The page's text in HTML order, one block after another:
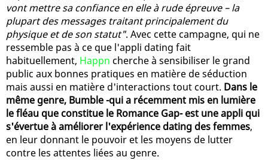
vont mettre sa confiance en elle à rude épreuve – la
plupart des messages traitant principalement du
physique et de son statut". Avec cette campagne, qui ne
ressemble pas à ce que l'appli dating fait
habituellement, Happn cherche à sensibiliser le grand
public aux bonnes pratiques en matière de séduction
mais aussi en matière d'interactions tout court. Dans le
même genre, Bumble -qui a récemment mis en lumière
le fléau que constitue le Romance Gap- est une appli qui
s'évertue à améliorer l'expérience dating des femmes,
en leur donnant le pouvoir et les moyens de lutter
contre les attentes liées au genre.